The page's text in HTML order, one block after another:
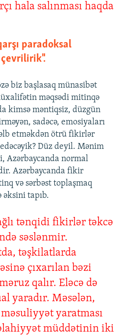
hala salınması haqda
paradoksal
biz başlasaq münasibət
məqsədi mitinqə
kimsə məntiqsiz, düzgün
sadəcə, emosiyaları
etməkdən ötrü fikirlər
Düz deyil. Mənim
Azərbaycanda normal
Azərbaycanda fikir
və sərbəst toplaşmaq
əksini tapıb.
tənqidi fikirlər təkcə
səslənmir.
təşkilatlarda
çıxarılan bəzi
qalır. Eləcə də
yaradır. Məsələn,
yaratması
müddətinin iki